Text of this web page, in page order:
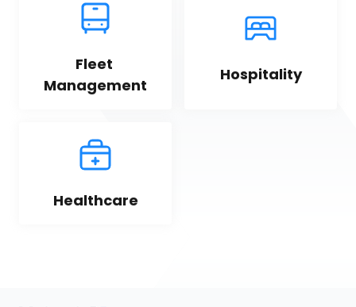
Fleet
Management
Hospitality
Healthcare